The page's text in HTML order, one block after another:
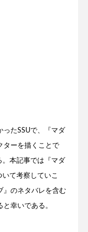
たSSUで、『マダ
ターを描くことで
。本記事では『マダ
て考察していこ
』のネタバレを含む
幸いである。